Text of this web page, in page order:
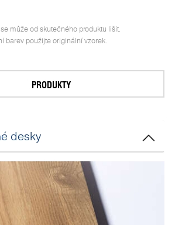
může od skutečného produktu lišit.
barev použijte originální vzorek.
PRODUKTY
desky